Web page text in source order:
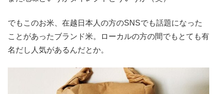
でもこのお米、在越日本人の方のSNSでも話題になった
ことがあったブランド米。ローカルの方の間でもとても有
名だし人気があるんだとか。